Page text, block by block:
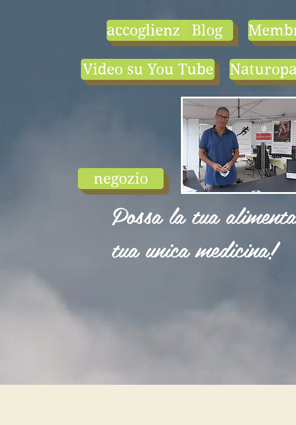
accoglienza Blog
Video su You Tube
negozio
- le tarif comprend:
1) une visio-
conférence par
mois en salle ou en
ligne.
2) 1 cours en
groupe de condition
physique en ligne
ou en salle par
semaine (sauf juillet
et ...
Possa la tua
tua unica medicina!